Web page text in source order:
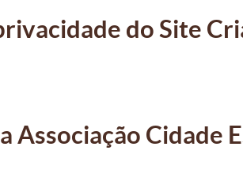
do Site
Associação Cidade